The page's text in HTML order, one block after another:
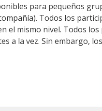
para pequeños
Todos los
el mismo nivel. Todos
a la vez. Sin embargo,